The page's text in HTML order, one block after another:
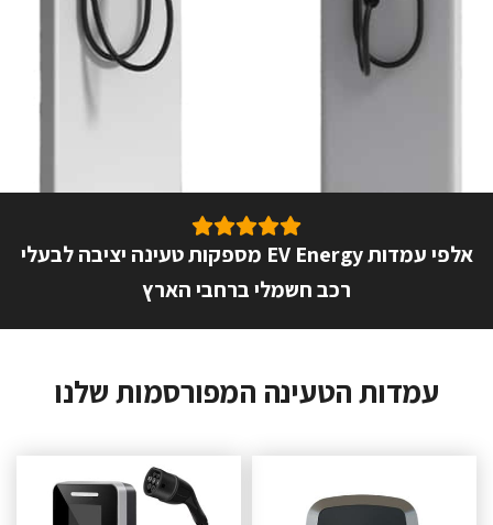
אלפי עמדות EV Energy מספקות טעינה יציבה לבעלי
רכב חשמלי ברחבי הארץ
עמדות הטעינה המפורסמות שלנו